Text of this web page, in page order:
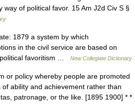
way of political favor. 15 Am J2d Civ S §
1879 a system by which
in the civil service are based on
favoritism …
New Collegiate Dictionary
or policy whereby people are promoted
ability and achievement rather than
patronage, or the like. [1895 1900] * *